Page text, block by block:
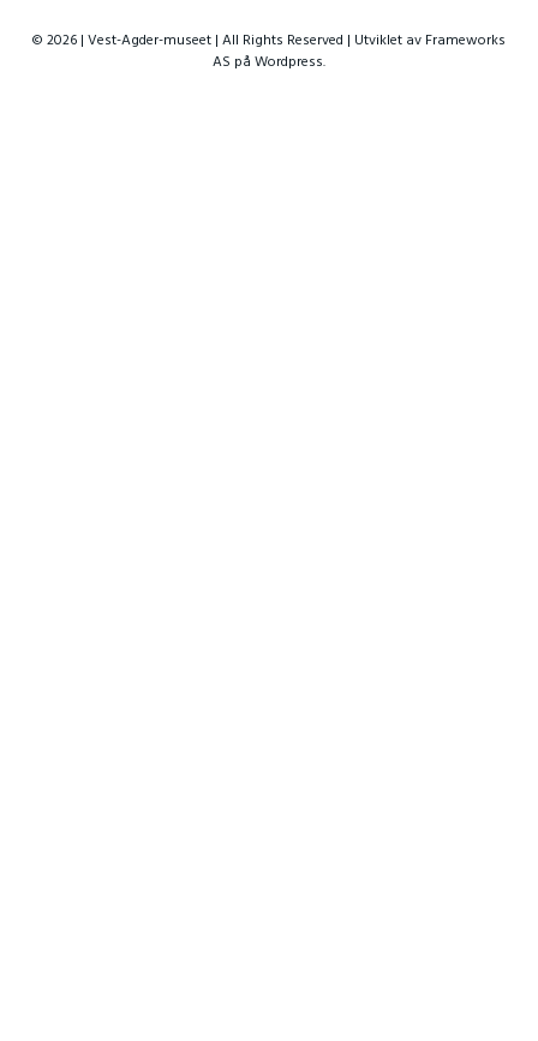
© 2026 | Vest-Agder-museet | All Rights Reserved | Utviklet av Frameworks
AS på Wordpress.